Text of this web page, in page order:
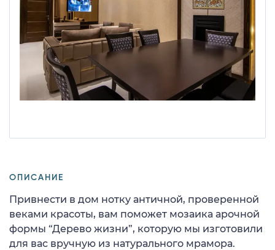
ОПИСАНИЕ
Привнести в дом нотку античной, проверенной
веками красоты, вам поможет мозаика арочной
формы “Дерево жизни”, которую мы изготовили
для вас вручную из натурального мрамора.